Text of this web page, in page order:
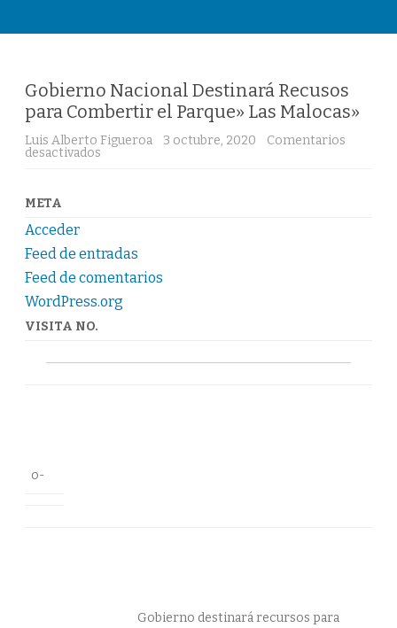
Gobierno Nacional Destinará Recusos
para Combertir el Parque» Las Malocas»
Luis Alberto Figueroa 3 octubre, 2020
Comentarios
desactivados
n
N
c
l
META
Acceder
Feed de entradas
Feed de comentarios
WordPress.org
VISITA NO.
o-
Gobierno destinará recursos para